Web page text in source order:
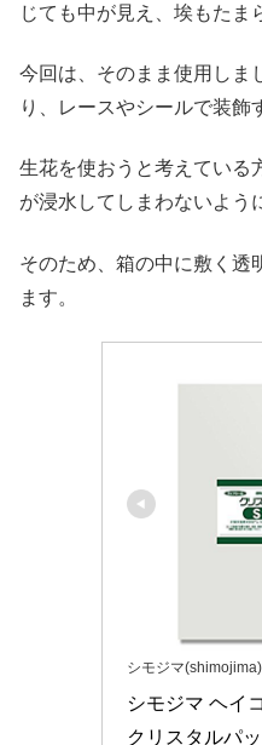
じても中が見え、埃もたま
今回は、そのまま使用しま
り、レースやシールで装飾
生花を使おうと考えている
が浸水してしまわないよう
そのため、箱の中に敷く透
ます。
シモジマ(shimojima)
シモジマ ヘイ
クリスタルパ